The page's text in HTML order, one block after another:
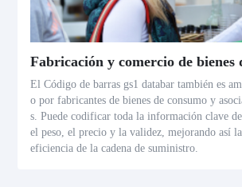
Fabricación y comercio de bienes
El Código de barras gs1 databar también es
o por fabricantes de bienes de consumo y
s. Puede codificar toda la información clave
el peso, el precio y la validez, mejorando así
eficiencia de la cadena de suministro.